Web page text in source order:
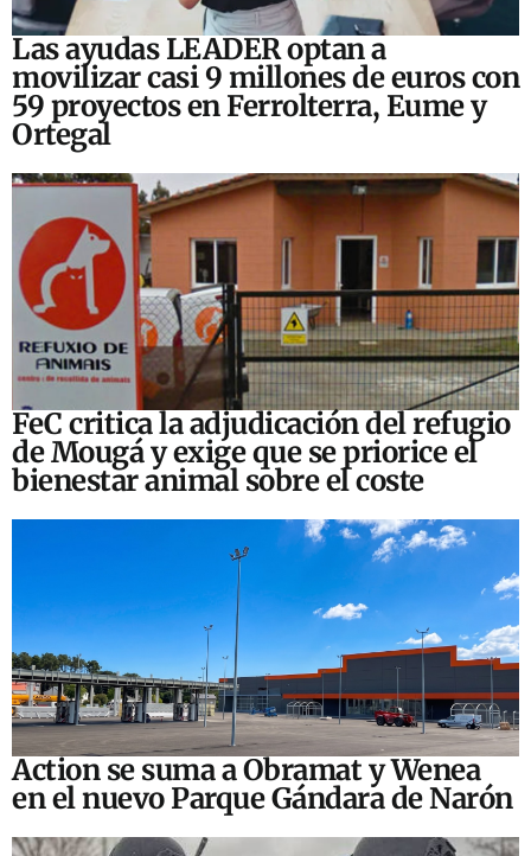
Las ayudas LEADER optan a
movilizar casi 9 millones de euros con
59 proyectos en Ferrolterra, Eume y
Ortegal
FeC critica la adjudicación del refugio
de Mougá y exige que se priorice el
bienestar animal sobre el coste
Action se suma a Obramat y Wenea
en el nuevo Parque Gándara de Narón